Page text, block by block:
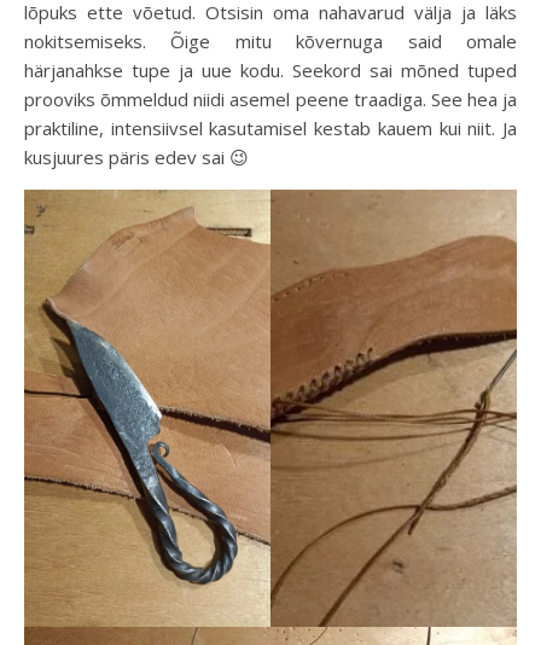
lõpuks ette võetud. Otsisin oma nahavarud välja ja läks
nokitsemiseks. Õige mitu kõvernuga said omale
härjanahkse tupe ja uue kodu. Seekord sai mõned tuped
prooviks õmmeldud niidi asemel peene traadiga. See hea ja
praktiline, intensiivsel kasutamisel kestab kauem kui niit. Ja
kusjuures päris edev sai 😉